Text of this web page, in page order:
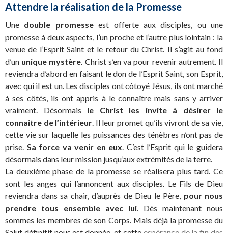
Attendre la réalisation de la Promesse
Une double promesseest offerte aux disciples, ou une
promesse à deux aspects, l’un proche et l’autre plus lointain : la
venue de l’Esprit Saint et le retour du Christ. Il s’agit au fond
d’un unique mystère. Christ s’en va pour revenir autrement. Il
reviendra d’abord en faisant le don de l’Esprit Saint, son Esprit,
avec qui il est un. Les disciples ont côtoyé Jésus, ils ont marché
à ses côtés, ils ont appris à le connaître mais sans y arriver
vraiment. Désormais le Christ les invite à désirer le
connaitre de l’intérieur. Il leur promet qu’ils vivront de sa vie,
cette vie sur laquelle les puissances des ténèbres n’ont pas de
prise. Sa force va venir en eux. C’est l’Esprit qui le guidera
désormais dans leur mission jusqu’aux extrémités de la terre.
La deuxième phase de la promesse se réalisera plus tard. Ce
sont les anges qui l’annoncent aux disciples. Le Fils de Dieu
reviendra dans sa chair, d’auprès de Dieu le Père, pour nous
prendre tous ensemble avec lui. Dès maintenant nous
sommes les membres de son Corps. Mais déjà la promesse du